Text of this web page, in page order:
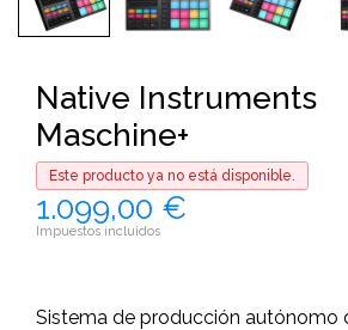
Native Instruments
Maschine+
Este producto ya no está disponible.
1.099,00 €
Impuestos incluidos
Sistema de producción autónomo